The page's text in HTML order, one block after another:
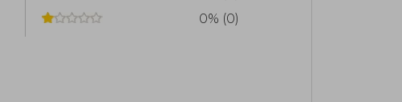
0% (0)